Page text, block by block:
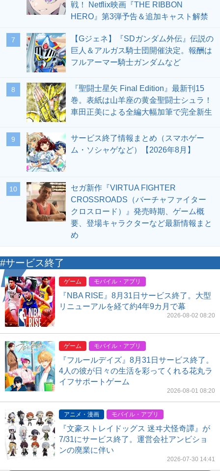
戦！ Netflix映画『THE RIBBON
HERO』第3弾予告＆追加キャスト解禁
7
【Gジェネ】『SDガンダム外伝』伝説の
巨人＆アルガス騎士団開催決定。報酬は
フルアーマー騎士ガンダムなど
8
『聖闘士星矢 Final Edition』最新刊15
巻。表紙は山羊座の黄金聖闘士シュラ！
車田正美による全編大幅加筆で完全新生
9
サービス終了情報まとめ（スマホゲー
ム・ソシャゲなど）【2026年8月】
10
セガ新作『VIRTUA FIGHTER
CROSSROADS（バーチャファイター
クロスロード）』発売時期、ゲーム概
要、登場キャラクターなど最新情報まと
め
#サービス終了
ゲーム モバイル・アプリ
『NBA RISE』8月31日サービス終了。大型
リニューアルを経て約4年9カ月で幕
2026-08-02 08:20
ゲーム モバイル・アプリ
『フルールデイズ』8月31日サービス終了。
4人の彼が日々の生活を彩ってくれる花丸ラ
イフサポートゲーム
2026-08-01 08:20
アニメ・漫画 モバイル・アプリ
『文豪ストレイドッグス 迷ヰ犬怪奇譚』が
7/31にサービス終了。運営会社アンビショ
ンの廃業に伴い
2026-07-30 14:41